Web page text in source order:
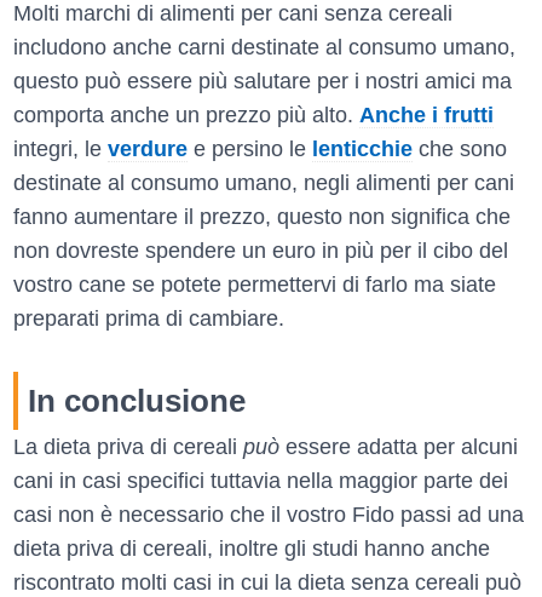
Molti marchi di alimenti per cani senza cereali
includono anche carni destinate al consumo umano,
questo può essere più salutare per i nostri amici ma
comporta anche un prezzo più alto. Anche i frutti
integri, le verdure e persino le lenticchie che sono
destinate al consumo umano, negli alimenti per cani
fanno aumentare il prezzo, questo non significa che
non dovreste spendere un euro in più per il cibo del
vostro cane se potete permettervi di farlo ma siate
preparati prima di cambiare.
In conclusione
La dieta priva di cereali può essere adatta per alcuni
cani in casi specifici tuttavia nella maggior parte dei
casi non è necessario che il vostro Fido passi ad una
dieta priva di cereali, inoltre gli studi hanno anche
riscontrato molti casi in cui la dieta senza cereali può